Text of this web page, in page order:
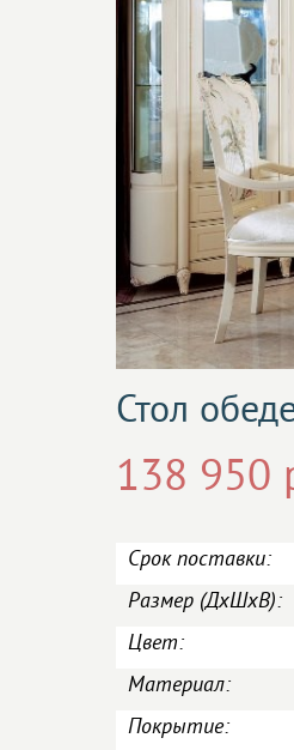
Стол
138 950
Срок поставки:
Размер (ДxШxВ):
Цвет:
Материал:
Покрытие: